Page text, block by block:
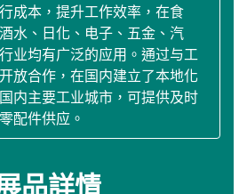
成本，提升工作效率，在食
水、日化、电子、五金、汽
业均有广泛的应用。通过与工
放合作，在国内建立了本地化
内主要工业城市，可提供及时
配件供应。
品詳情